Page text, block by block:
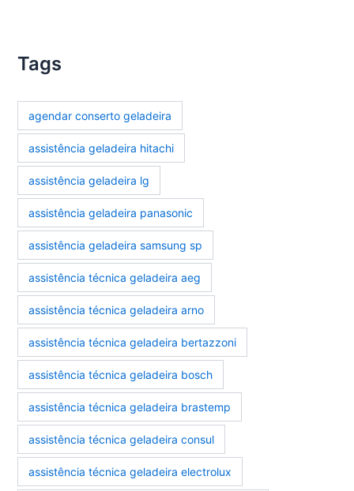
Tags
agendar conserto geladeira
assistência geladeira hitachi
assistência geladeira lg
assistência geladeira panasonic
assistência geladeira samsung sp
assistência técnica geladeira aeg
assistência técnica geladeira arno
assistência técnica geladeira bertazzoni
assistência técnica geladeira bosch
assistência técnica geladeira brastemp
assistência técnica geladeira consul
assistência técnica geladeira electrolux